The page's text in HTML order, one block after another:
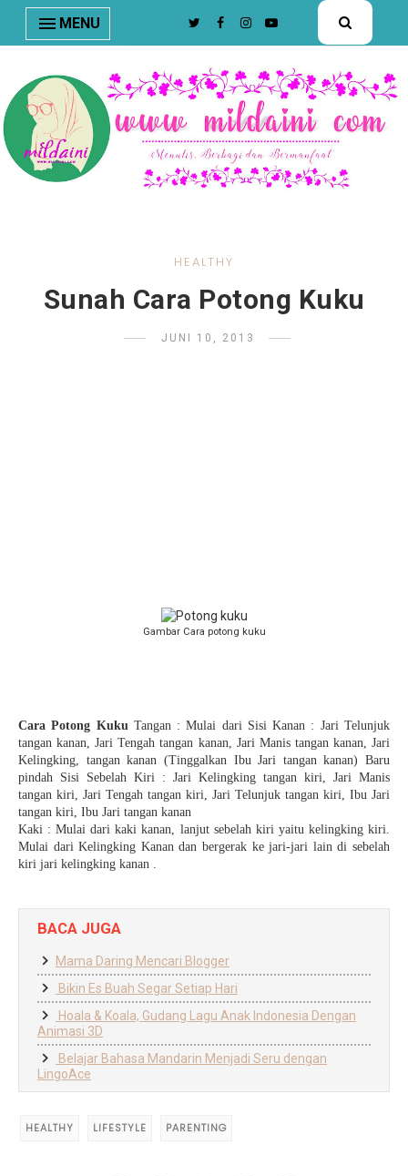
nav#menunav { border-bottom: 1px solid #e8e8e8; }
MENU
HEALTHY
Sunah Cara Potong Kuku
JUNI 10, 2013
Gambar Cara potong kuku
Cara Potong Kuku Tangan : Mulai dari Sisi Kanan : Jari Telunjuk
tangan kanan, Jari Tengah tangan kanan, Jari Manis tangan kanan, Jari
Kelingking, tangan kanan (Tinggalkan Ibu Jari tangan kanan) Baru
pindah Sisi Sebelah Kiri : Jari Kelingking tangan kiri, Jari Manis
tangan kiri, Jari Tengah tangan kiri, Jari Telunjuk tangan kiri, Ibu Jari
tangan kiri, Ibu Jari tangan kanan
Kaki : Mulai dari kaki kanan, lanjut sebelah kiri yaitu kelingking kiri.
Mulai dari Kelingking Kanan dan bergerak ke jari-jari lain di sebelah
kiri jari kelingking kanan .
BACA JUGA
Mama Daring Mencari Blogger
Bikin Es Buah Segar Setiap Hari
Hoala & Koala, Gudang Lagu Anak Indonesia Dengan
Animasi 3D
Belajar Bahasa Mandarin Menjadi Seru dengan
LingoAce
HEALTHY LIFESTYLE PARENTING